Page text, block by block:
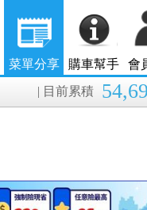
菜單分享 購車幫手 會
| 目前累積